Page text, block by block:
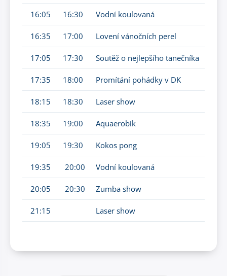
16:05 16:30 Vodní koulovaná
16:35 17:00 Lovení vánočních perel
17:05 17:30 Soutěž o nejlepšího tanečníka
17:35 18:00 Promítání pohádky v DK
18:15 18:30 Laser show
18:35 19:00 Aquaerobik
19:05 19:30 Kokos pong
19:35 20:00 Vodní koulovaná
20:05 20:30 Zumba show
21:15 Laser show